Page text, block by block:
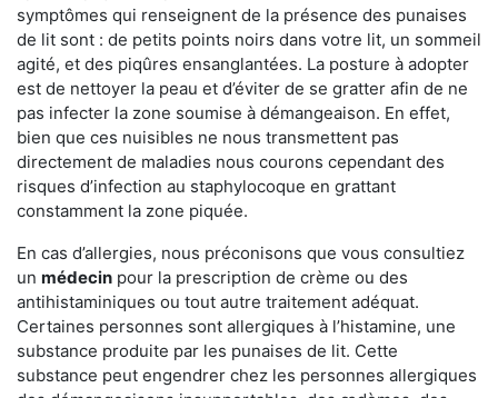
symptômes qui renseignent de la présence des punaises
de lit sont : de petits points noirs dans votre lit, un sommeil
agité, et des piqûres ensanglantées. La posture à adopter
est de nettoyer la peau et d’éviter de se gratter afin de ne
pas infecter la zone soumise à démangeaison. En effet,
bien que ces nuisibles ne nous transmettent pas
directement de maladies nous courons cependant des
risques d’infection au staphylocoque en grattant
constamment la zone piquée.
En cas d’allergies, nous préconisons que vous consultiez
un médecin pour la prescription de crème ou des
antihistaminiques ou tout autre traitement adéquat.
Certaines personnes sont allergiques à l’histamine, une
substance produite par les punaises de lit. Cette
substance peut engendrer chez les personnes allergiques